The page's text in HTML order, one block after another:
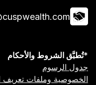
تعريف الارتباط